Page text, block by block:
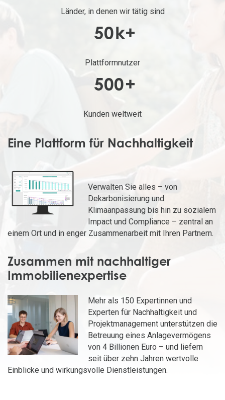
Länder, in denen wir tätig sind
50k+
Plattformnutzer
500+
Kunden weltweit
Eine Plattform für Nachhaltigkeit
Verwalten Sie alles – von
Dekarbonisierung und
Klimaanpassung bis hin zu sozialem
Impact und Compliance – zentral an
einem Ort und in enger Zusammenarbeit mit Ihren Partnern.
Zusammen mit nachhaltiger
Immobilienexpertise
Mehr als 150 Expertinnen und
Experten für Nachhaltigkeit und
Projektmanagement unterstützen die
Betreuung eines Anlagevermögens
von 4 Billionen Euro – und liefern
seit über zehn Jahren wertvolle
Einblicke und wirkungsvolle Dienstleistungen.